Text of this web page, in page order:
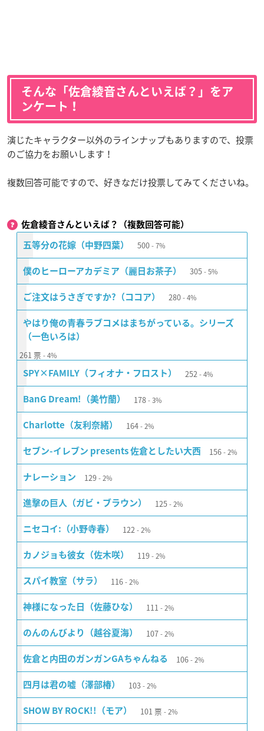
そんな「佐倉綾音さんといえば？」をア
ンケート！
演じたキャラクター以外のラインナップもありますので、投票
のご協力をお願いします！
複数回答可能ですので、好きなだけ投票してみてくださいね。
佐倉綾音さんといえば？（複数回答可能）
五等分の花嫁（中野四葉） 500 7%
僕のヒーローアカデミア（麗日お茶子） 305 5%
ご注文はうさぎですか?（ココア） 280 4%
やはり俺の青春ラブコメはまちがっている。シリーズ
（一色いろは）
261 票 4%
SPY×FAMILY（フィオナ・フロスト） 252 4%
BanG Dream!（美竹蘭） 178 3%
Charlotte（友利奈緒） 164 2%
セブン-イレブン presents 佐倉としたい大西 156 2%
ナレーション 129 2%
進撃の巨人（ガビ・ブラウン） 125 2%
ニセコイ:（小野寺春） 122 2%
カノジョも彼女（佐木咲） 119 2%
スパイ教室（サラ） 116 2%
神様になった日（佐藤ひな） 111 2%
のんのんびより（越谷夏海） 107 2%
佐倉と内田のガンガンGAちゃんねる 106 2%
四月は君の嘘（澤部椿） 103 2%
SHOW BY ROCK!!（モア） 101 票 2%